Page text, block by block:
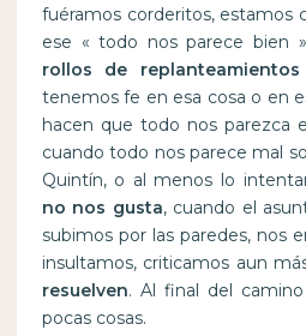
fuéramos corderitos, estamos
ese « todo nos parece bien
rollos de replanteamientos
tenemos fe en esa cosa o en
hacen que todo nos parezca
cuando todo nos parece mal
Quintín, o al menos lo
no nos gusta, cuando el
subimos por las paredes, nos
insultamos, criticamos aun
resuelven. Al final del
pocas cosas.